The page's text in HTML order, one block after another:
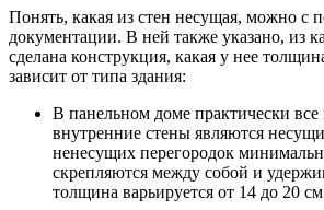
Понять, какая из стен несущая, можно с
документации. В ней также указано, из
сделана конструкция, какая у нее
зависит от типа здания:
В панельном доме практически
внутренние стены являются
ненесущих перегородок
скрепляются между собой и
толщина варьируется от 14 до 20